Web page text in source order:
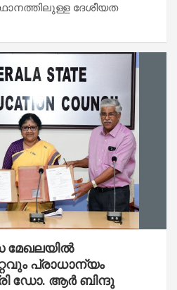
ദേശീയത
മേഖലയിൽ
പ്രാധാന്യം
ഡോ. ആർ ബിന്ദു